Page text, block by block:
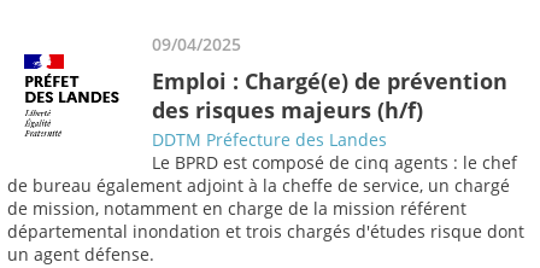
09/04/2025
Emploi : Chargé(e) de prévention
des risques majeurs (h/f)
DDTM Préfecture des Landes
Le BPRD est composé de cinq agents : le chef
de bureau également adjoint à la cheffe de service, un chargé
de mission, notamment en charge de la mission référent
départemental inondation et trois chargés d'études risque dont
un agent défense.